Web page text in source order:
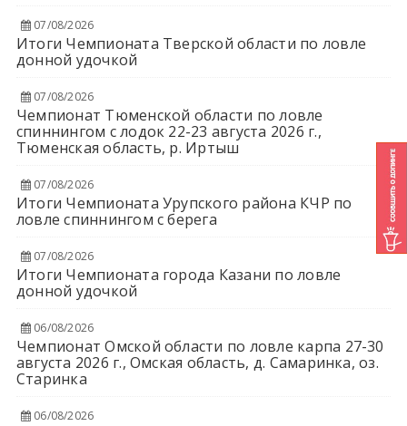
07/08/2026
Итоги Чемпионата Тверской области по ловле
донной удочкой
07/08/2026
Чемпионат Тюменской области по ловле
спиннингом с лодок 22-23 августа 2026 г.,
Тюменская область, р. Иртыш
07/08/2026
Итоги Чемпионата Урупского района КЧР по
ловле спиннингом с берега
07/08/2026
Итоги Чемпионата города Казани по ловле
донной удочкой
06/08/2026
Чемпионат Омской области по ловле карпа 27-30
августа 2026 г., Омская область, д. Самаринка, оз.
Старинка
06/08/2026